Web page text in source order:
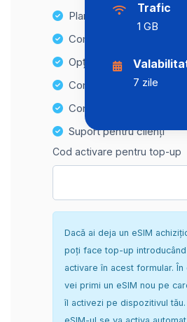
Planuri de date nelimitate
Compatibilitate cu
Opțiuni de reîncărcare
Compatibilitate Hotspot
Configurare sigură și
Suport pentru clienți
Cod activare pentru top-up
Dacă ai deja un eSIM
poți face top-up
activare în acest formular. În
vei primi un eSIM nou pe
îl activezi pe dispozitivul tău.
Trafic
1 GB
7 zile